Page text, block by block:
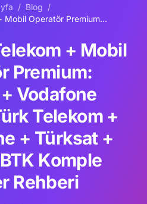
/ Blog /
2026 Türk Telekom + Mobil Operatör Premium: Türkcell + Vodafone Türkiye + Türk Telekom + Superonline + Türksat + 5G/6G + BTK Komple Kariyer Rehberi
+ Mobil
Premium:
Vodafone
Telekom +
+ Türksat +
Komple
Rehberi